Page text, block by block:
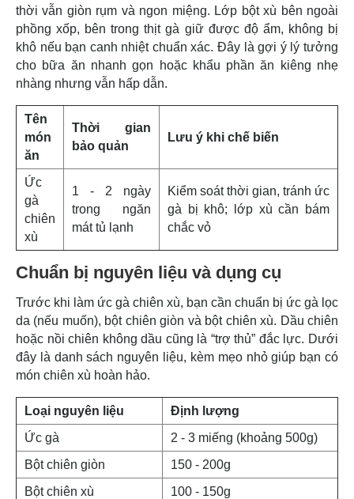
thời vẫn giòn rụm và ngon miệng. Lớp bột xù bên ngoài
phồng xốp, bên trong thịt gà giữ được độ ẩm, không bị
khô nếu bạn canh nhiệt chuẩn xác. Đây là gợi ý lý tưởng
cho bữa ăn nhanh gọn hoặc khẩu phần ăn kiêng nhẹ
nhàng nhưng vẫn hấp dẫn.
Tên
món
ăn
Thời gian
bảo quản
Lưu ý khi chế biến
Ức
gà
chiên
xù
1 - 2 ngày
trong ngăn
mát tủ lạnh
Kiểm soát thời gian, tránh ức
gà bị khô; lớp xù cần bám
chắc vỏ
Chuẩn bị nguyên liệu và dụng cụ
Trước khi làm ức gà chiên xù, bạn cần chuẩn bị ức gà lọc
da (nếu muốn), bột chiên giòn và bột chiên xù. Dầu chiên
hoặc nồi chiên không dầu cũng là “trợ thủ” đắc lực. Dưới
đây là danh sách nguyên liệu, kèm mẹo nhỏ giúp bạn có
món chiên xù hoàn hảo.
Loại nguyên liệu
Định lượng
Ức gà
2 - 3 miếng (khoảng 500g)
Bột chiên giòn
150 - 200g
Bột chiên xù
100 - 150g